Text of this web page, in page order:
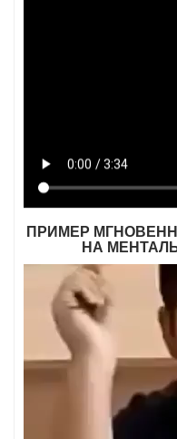
ПРИМЕР
НА